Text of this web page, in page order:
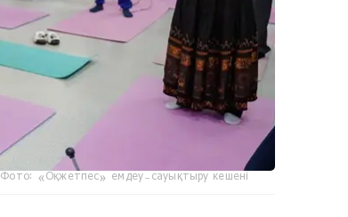
Фото: «Оқжетпес» емдеу-сауықтыру кешені